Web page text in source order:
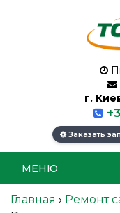
г.
Заказать
МЕНЮ
Главная › Ремонт